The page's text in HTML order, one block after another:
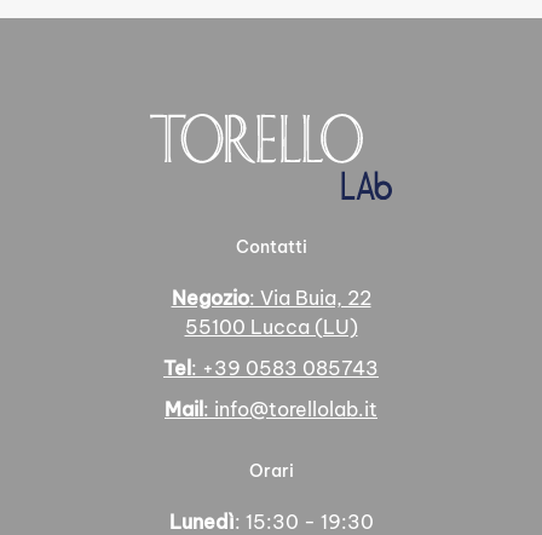
Contatti
Negozio: Via Buia, 22
55100 Lucca (LU)
Tel: +39 0583 085743
Mail: info@torellolab.it
Orari
Lunedì: 15:30 - 19:30